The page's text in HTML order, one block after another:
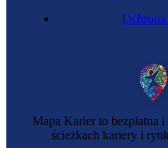
Inżynier gospodarki
Mapa Karier to bezpłatna
ścieżkach kariery i